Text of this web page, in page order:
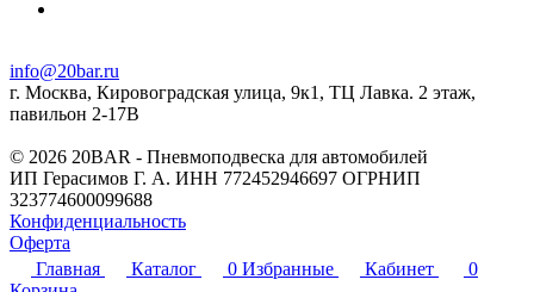
info@20bar.ru
г. Москва, Кировоградская улица, 9к1, ТЦ Лавка. 2 этаж,
павильон 2-17В
© 2026 20BAR - Пневмоподвеска для автомобилей
ИП Герасимов Г. А. ИНН 772452946697 ОГРНИП
323774600099688
Конфиденциальность
Оферта
Главная
Каталог 0 Избранные Кабинет
0